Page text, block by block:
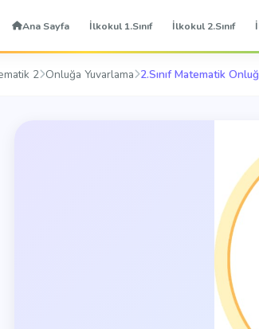
Ana Sayfa İlkokul 1.Sınıf İlkokul 2.Sınıf
2 Onluğa Yuvarlama 2.Sınıf Matematik